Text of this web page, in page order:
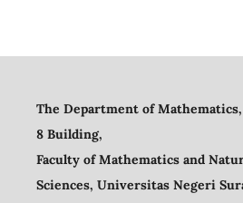
The Department of
8 Building,
Faculty of Mathematics and
Sciences, Universitas Negeri